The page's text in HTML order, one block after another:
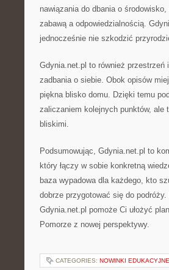
nawiązania do dbania o
zabawą a odpowiedzialnością.
jednocześnie nie szkodzić
Gdynia.net.pl to również
zadbania o siebie. Obok opisów
piękna blisko domu. Dzięki temu
zaliczaniem kolejnych punktów,
bliskimi.
Podsumowując, Gdynia.net.pl to
który łączy w sobie konkretną
baza wypadowa dla każdego, kto
dobrze przygotować się do
Gdynia.net.pl pomoże Ci ułożyć
Pomorze z nowej perspektywy.
CATEGORIES: NOWINKI EDUKACYJNE